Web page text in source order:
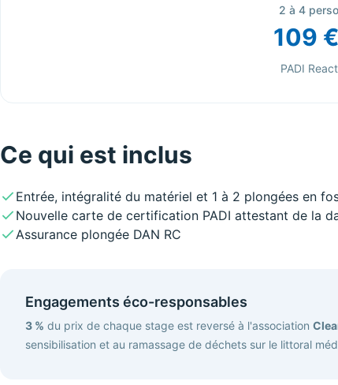
2 à 4
109 €
PADI
Ce qui est inclus
Entrée, intégralité du matériel et 1 à 2 plongées en
Nouvelle carte de certification PADI attestant de la
Assurance plongée DAN RC
Engagements éco-responsables
3 % du prix de chaque stage est reversé à l'association
sensibilisation et au ramassage de déchets sur le littoral